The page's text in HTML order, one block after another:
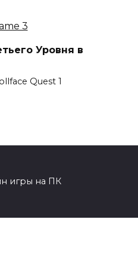
Уровня в
Quest 1
игры на ПК